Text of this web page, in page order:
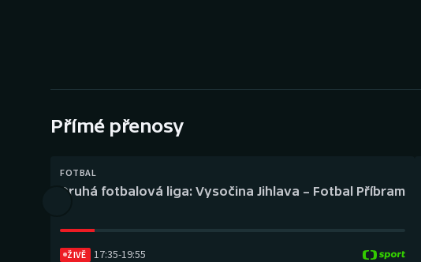
Gymnastika
Přímé přenosy
FOTBAL
Druhá fotbalová liga: Vysočina Jihlava – Fotbal Příbram
ŽIVĚ 17:35-19:55